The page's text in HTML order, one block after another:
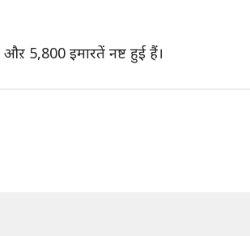
5,800 इमारतें नष्ट हुई हैं।